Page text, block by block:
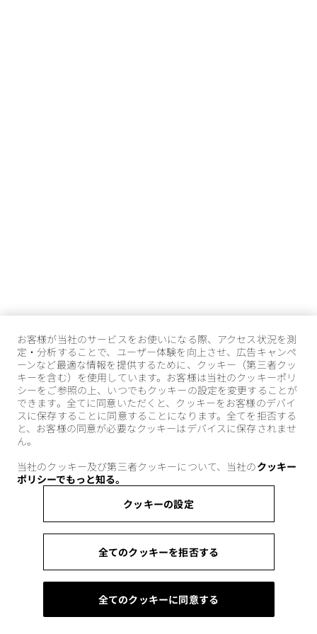
お客様が当社のサービスをお使いになる際、アクセス状況を測
定・分析することで、ユーザー体験を向上させ、広告キャンペ
ーンなど最適な情報を提供するために、クッキー（第三者クッ
キーを含む）を使用しています。お客様は当社のクッキーポリ
シーをご参照の上、いつでもクッキーの設定を変更することが
できます。全てに同意いただくと、クッキーをお客様のデバイ
スに保存することに同意することになります。全てを拒否する
と、お客様の同意が必要なクッキーはデバイスに保存されませ
ん。
当社のクッキー及び第三者クッキーについて、当社のクッキー
ポリシーでもっと知る。
クッキーの設定
全てのクッキーを拒否する
全てのクッキーに同意する